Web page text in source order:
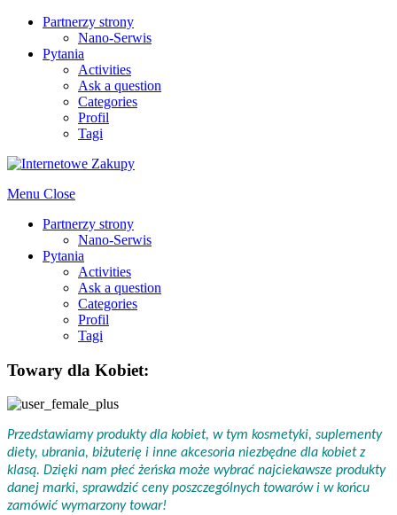
Partnerzy strony
Nano-Serwis
Pytania
Activities
Ask a question
Categories
Profil
Tagi
Menu Close
Partnerzy strony
Nano-Serwis
Pytania
Activities
Ask a question
Categories
Profil
Tagi
Towary dla Kobiet:
Przedstawiamy produkty dla kobiet, w tym kosmetyki, suplementy
diety, ubrania, biżuterię i inne akcesoria niezbędne dla kobiet z
klasą. Dzięki nam płeć żeńska może wybrać najciekawsze produkty
danej marki, sprawdzić ceny poszczególnych towarów i w końcu
zamówić wymarzony towar!